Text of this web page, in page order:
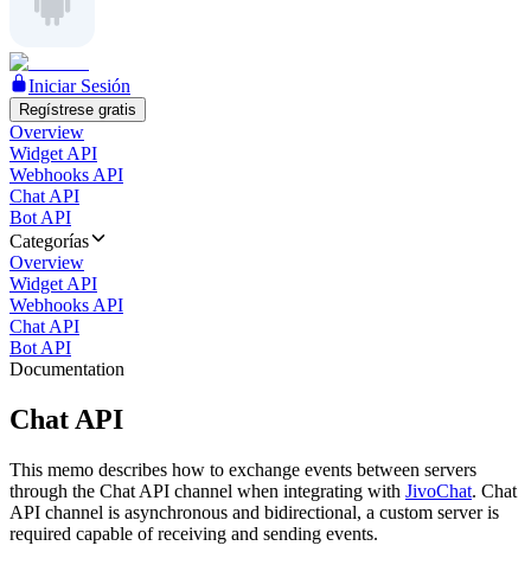
Iniciar Sesión
Regístrese gratis
Overview
Widget API
Webhooks API
Chat API
Bot API
Categorías
Overview
Widget API
Webhooks API
Chat API
Bot API
Documentation
Chat API
This memo describes how to exchange events between servers
through the Chat API channel when integrating with JivoChat. Chat
API channel is asynchronous and bidirectional, a custom server is
required capable of receiving and sending events.